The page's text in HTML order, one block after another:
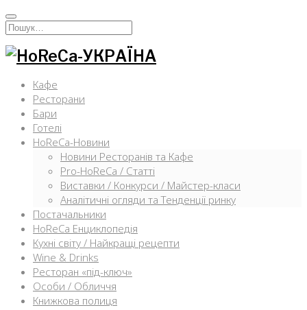
Перейти
кИскать:
Кафе
Ресторани
Бари
Готелі
HoReCa-Новини
Новини Ресторанів та Кафе
Pro-HoReCa / Статті
Виставки / Конкурси / Майстер-класи
Аналітичні огляди та Тенденції ринку
Постачальники
HoReCa Енциклопедія
Кухні світу / Найкращі рецепти
Wine & Drinks
Ресторан «під-ключ»
Особи / Обличчя
Книжкова полиця